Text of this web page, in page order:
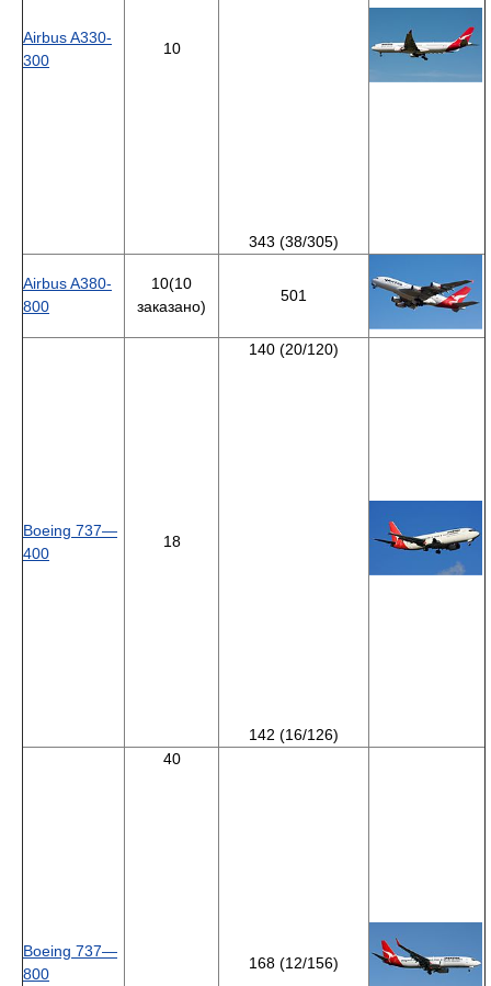
Airbus A330-
300
10
343 (38/305)
Airbus A380-
800
10(10
заказано)
501
Boeing 737—
400
18
140 (20/120)
142 (16/126)
Boeing 737—
800
40
168 (12/156)